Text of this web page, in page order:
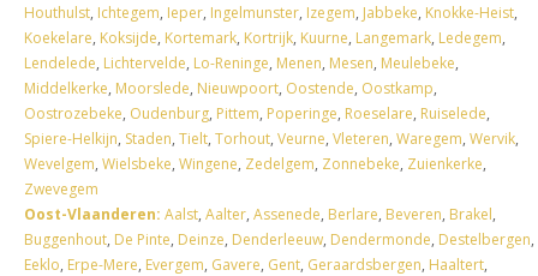
Houthulst, Ichtegem, Ieper, Ingelmunster, Izegem, Jabbeke, Knokke-Heist,
Koekelare, Koksijde, Kortemark, Kortrijk, Kuurne, Langemark, Ledegem,
Lendelede, Lichtervelde, Lo-Reninge, Menen, Mesen, Meulebeke,
Middelkerke, Moorslede, Nieuwpoort, Oostende, Oostkamp,
Oostrozebeke, Oudenburg, Pittem, Poperinge, Roeselare, Ruiselede,
Spiere-Helkijn, Staden, Tielt, Torhout, Veurne, Vleteren, Waregem, Wervik,
Wevelgem, Wielsbeke, Wingene, Zedelgem, Zonnebeke, Zuienkerke,
Zwevegem
Oost-Vlaanderen: Aalst, Aalter, Assenede, Berlare, Beveren, Brakel,
Buggenhout, De Pinte, Deinze, Denderleeuw, Dendermonde, Destelbergen,
Eeklo, Erpe-Mere, Evergem, Gavere, Gent, Geraardsbergen, Haaltert,